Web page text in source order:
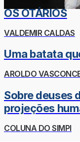
OS OTÁRIOS
VALDEMIR CALDAS
Uma batata
AROLDO
Sobre deuses
projeções
COLUNA DO SIMPI